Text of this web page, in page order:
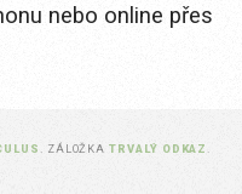
nebo online přes
. ZÁLOŽKATRVALÝ ODKAZ